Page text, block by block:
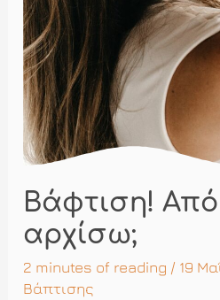
Βάφτιση!
αρχίσω;
2 minutes of reading / 19
Βάπτισης